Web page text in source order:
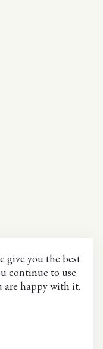
give you the best
continue to use
are happy with it.